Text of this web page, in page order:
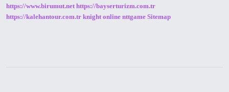
https://www.birumut.net https://bayserturizm.com.tr
https://kalehantour.com.tr knight online nttgame Sitemap